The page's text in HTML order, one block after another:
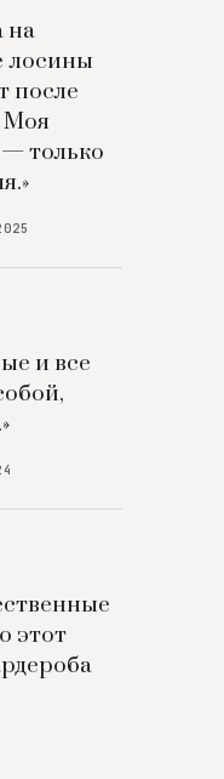
на
лосины
после
Моя
только
и все
этот